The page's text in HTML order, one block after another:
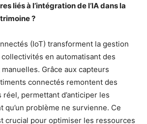
liés à l’intégration de l’IA dans la
?
(IoT) transforment la gestion
en automatisant des
Grâce aux capteurs
connectés remontent des
permettant d’anticiper les
qu’un problème ne survienne. Ce
crucial pour optimiser les ressources